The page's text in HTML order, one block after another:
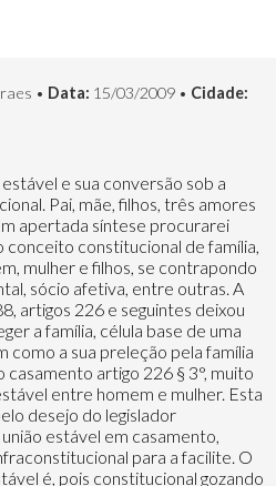
• Data: 15/03/2009 • Cidade:
e sua conversão sob a
Pai, mãe, filhos, três amores
apertada síntese procurarei
constitucional de família,
mulher e filhos, se contrapondo
sócio afetiva, entre outras. A
artigos 226 e seguintes deixou
a família, célula base de uma
como a sua preleção pela família
artigo 226 § 3°, muito
entre homem e mulher. Esta
desejo do legislador
estável em casamento,
para a facilite. O
é, pois constitucional gozando